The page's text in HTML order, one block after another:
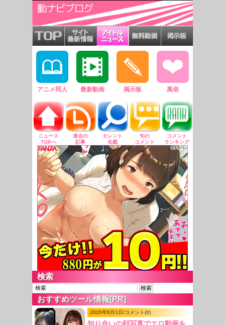
アニメ同人 最新動画 掲示板 風俗
ニュース
TOPへ
過去の
記事
タレント
名鑑
旬の
コメント
コメント
ランキング
検索
おすすめツール情報[PR]
2026年8月1日/コメント(0)